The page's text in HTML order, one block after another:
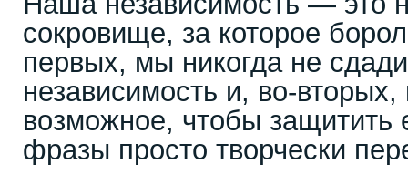
сокровище, за которое
первых, мы никогда не
независимость и, во-
возможное, чтобы защитить
фразы просто творчески